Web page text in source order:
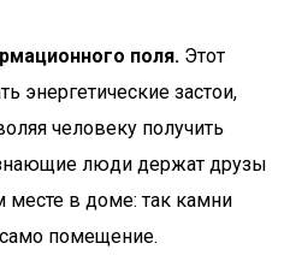
поля. Этот
энергетические застои,
человеку получить
люди держат друзы
в доме: так камни
помещение.